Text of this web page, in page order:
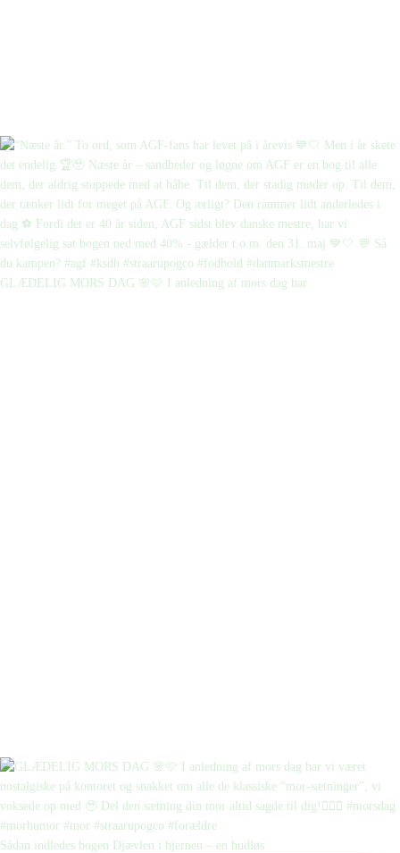
GLÆDELIG MORS DAG 🌸🩷 I anledning af mors dag har
Sådan indledes bogen Djævlen i hjernen – en hudløs